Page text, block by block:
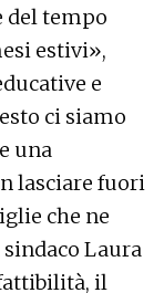
del tempo
estivi»,
e
ci siamo
una
lasciare fuori
che ne
sindaco Laura
il